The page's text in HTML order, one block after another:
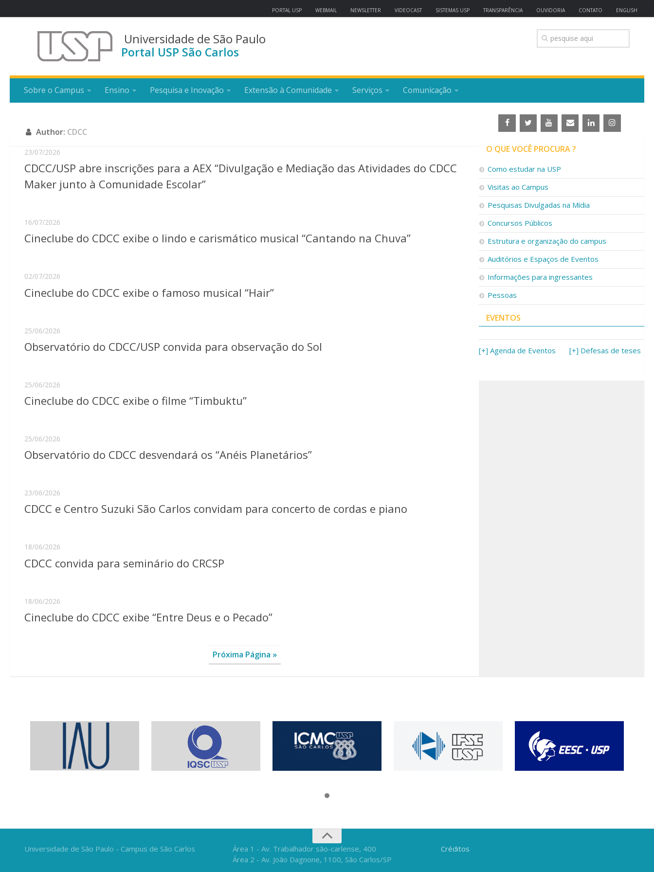
PORTAL USP WEBMAIL NEWSLETTER VIDEOCAST SISTEMAS USP TRANSPARÊNCIA OUVIDORIA CONTATO ENGLISH
Universidade de São Paulo
Portal USP São Carlos
Sobre o Campus Ensino Pesquisa e Inovação Extensão à Comunidade Serviços Comunicação
Author: CDCC
23/07/2026
CDCC/USP abre inscrições para a AEX “Divulgação e Mediação das Atividades do CDCC
Maker junto à Comunidade Escolar”
16/07/2026
Cineclube do CDCC exibe o lindo e carismático musical “Cantando na Chuva”
02/07/2026
Cineclube do CDCC exibe o famoso musical “Hair”
25/06/2026
Observatório do CDCC/USP convida para observação do Sol
25/06/2026
Cineclube do CDCC exibe o filme “Timbuktu”
25/06/2026
Observatório do CDCC desvendará os “Anéis Planetários”
23/06/2026
CDCC e Centro Suzuki São Carlos convidam para concerto de cordas e piano
18/06/2026
CDCC convida para seminário do CRCSP
18/06/2026
Cineclube do CDCC exibe “Entre Deus e o Pecado”
Próxima Página »
O QUE VOCÊ PROCURA ?
Como estudar na USP
Visitas ao Campus
Pesquisas Divulgadas na Mídia
Concursos Públicos
Estrutura e organização do campus
Auditórios e Espaços de Eventos
Informações para ingressantes
Pessoas
EVENTOS
[+] Agenda de Eventos [+] Defesas de teses
Universidade de São Paulo - Campus de São Carlos
Área 1 - Av. Trabalhador são-carlense, 400
Área 2 - Av. João Dagnone, 1100, São Carlos/SP
Créditos